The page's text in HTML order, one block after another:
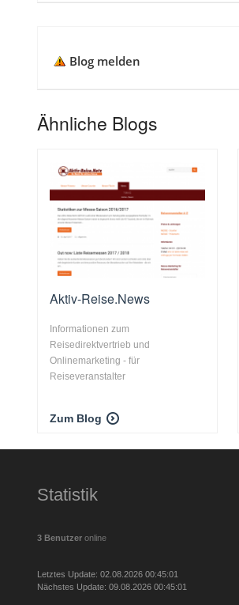
Blog melden
Ähnliche Blogs
Aktiv-Reise.News
Informationen zum
Reisedirektvertrieb und
Onlinemarketing - für
Reiseveranstalter
Zum Blog
Statistik
3 Benutzer online
Letztes Update: 02.08.2026 00:45:01
Nächstes Update: 09.08.2026 00:45:01